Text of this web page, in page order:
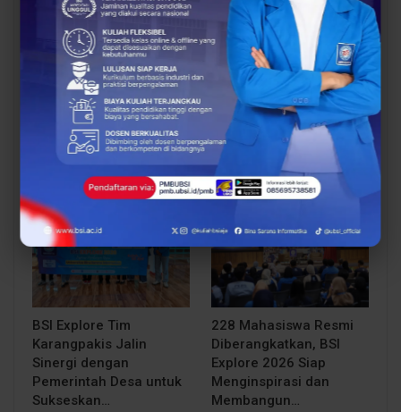
Dosen Pembimbing
Lapangan Dampingi
Keberangkatan
Mahasiswa UBSI Solo ke
Dosen Pembimbing
Lapangan Dampingi
Keberangkatan
Mahasiswa UBSI Solo ke
Posko BSI…
BERITA
BSI Explore Tim
Karangpakis Jalin
Sinergi dengan
Pemerintah Desa untuk
Sukseskan…
228 Mahasiswa Resmi
Diberangkatkan, BSI
Explore 2026 Siap
Menginspirasi dan
Membangun…